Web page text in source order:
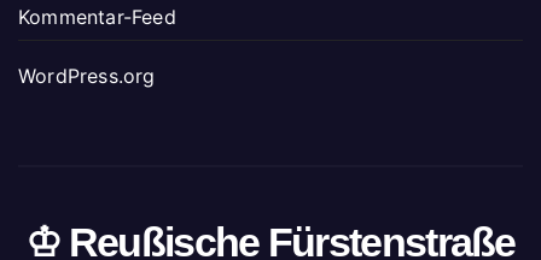
Kommentar-Feed
WordPress.org
♔ Reußische Fürstenstraße